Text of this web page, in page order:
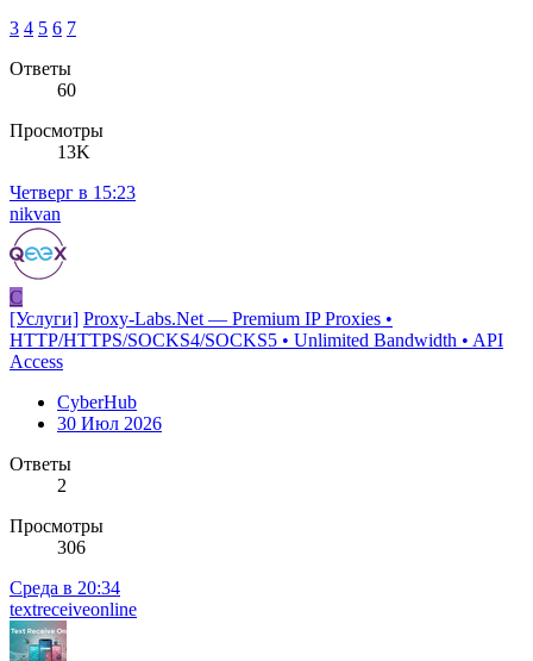
3 4 5 6 7
Ответы
60
Просмотры
13K
Четверг в 15:23
nikvan
C
[Услуги] Proxy-Labs.Net — Premium IP Proxies •
HTTP/HTTPS/SOCKS4/SOCKS5 • Unlimited Bandwidth • API
Access
CyberHub
30 Июл 2026
Ответы
2
Просмотры
306
Среда в 20:34
textreceiveonline